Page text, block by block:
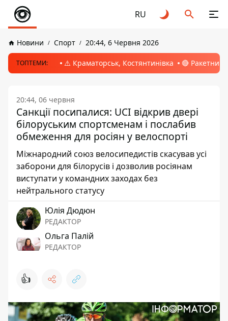
RU
Новини Спорт 20:44, 6 Червня 2026
ТОПТЕМИ: ⚠️ Краматорськ, Костянтинівка 🔴 Ракетний
20:44, 06 червня
Санкції посипалися: UCI відкрив двері
білоруським спортсменам і послабив
обмеження для росіян у велоспорті
Міжнародний союз велосипедистів скасував усі
заборони для білорусів і дозволив росіянам
виступати у командних заходах без
нейтрального статусу
Юлія Дюдюн
РЕДАКТОР
Ольга Палій
РЕДАКТОР
👍